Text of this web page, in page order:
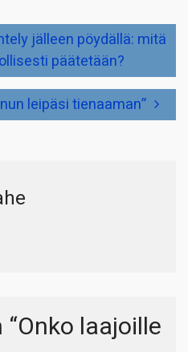
jälleen pöydällä: mitä
päätetään?
leipäsi tienaaman”
Onko laajoille